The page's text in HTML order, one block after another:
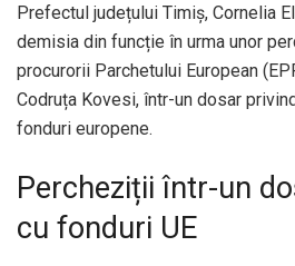
Prefectul județului Timiș, Cornelia
demisia din funcție în urma unor
procurorii Parchetului European
Codruța Kovesi, într-un dosar
fonduri europene.
Percheziții într-un
cu fonduri UE